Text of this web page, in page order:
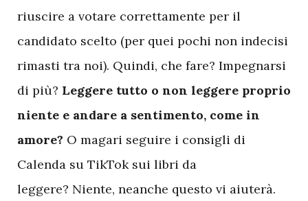
riuscire a votare correttamente per il
candidato scelto (per quei pochi non indecisi
rimasti tra noi). Quindi, che fare? Impegnarsi
di più? Leggere tutto o non leggere proprio
niente e andare a sentimento, come in
amore? O magari seguire i consigli di
Calenda su TikTok sui libri da
leggere? Niente, neanche questo vi aiuterà.